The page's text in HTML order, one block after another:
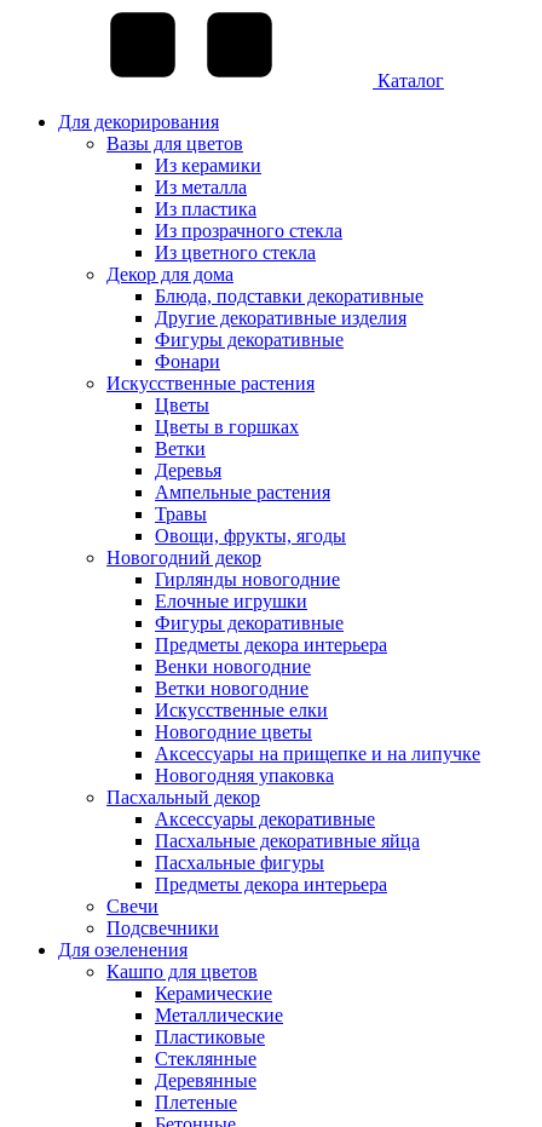
Каталог
Для декорирования
Вазы для цветов
Из керамики
Из металла
Из пластика
Из прозрачного стекла
Из цветного стекла
Декор для дома
Блюда, подставки декоративные
Другие декоративные изделия
Фигуры декоративные
Фонари
Искусственные растения
Цветы
Цветы в горшках
Ветки
Деревья
Ампельные растения
Травы
Овощи, фрукты, ягоды
Новогодний декор
Гирлянды новогодние
Елочные игрушки
Фигуры декоративные
Предметы декора интерьера
Венки новогодние
Ветки новогодние
Искусственные елки
Новогодние цветы
Аксессуары на прищепке и на липучке
Новогодняя упаковка
Пасхальный декор
Аксессуары декоративные
Пасхальные декоративные яйца
Пасхальные фигуры
Предметы декора интерьера
Свечи
Подсвечники
Для озеленения
Кашпо для цветов
Керамические
Металлические
Пластиковые
Стеклянные
Деревянные
Плетеные